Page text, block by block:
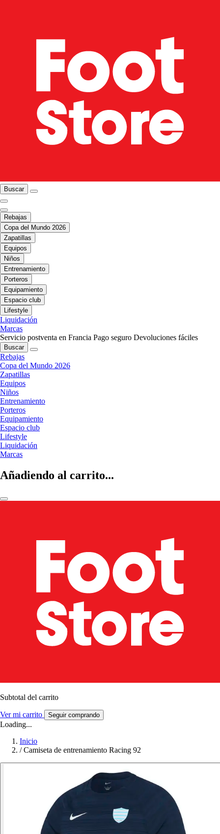
Buscar
Rebajas
Copa del Mundo 2026
Zapatillas
Equipos
Niños
Entrenamiento
Porteros
Equipamiento
Espacio club
Lifestyle
Liquidación
Marcas
Servicio postventa en Francia Pago seguro Devoluciones fáciles
Buscar
Rebajas
Copa del Mundo 2026
Zapatillas
Equipos
Niños
Entrenamiento
Porteros
Equipamiento
Espacio club
Lifestyle
Liquidación
Marcas
Añadiendo al carrito...
Subtotal del carrito
Ver mi carrito Seguir comprando
Loading...
Inicio
/ Camiseta de entrenamiento Racing 92